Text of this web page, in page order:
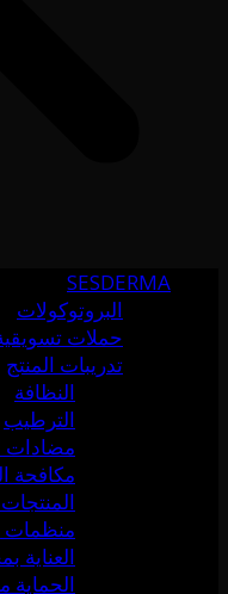
SESDERMA
البروتوكولات
حملات
تدريبات المنتج
النظافة
الترطيب
مضادات
مكافحة
منظمات
العناية
الحماية